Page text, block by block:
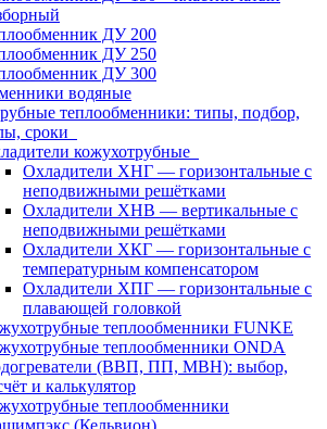
ДУ 200
ДУ 250
ДУ 300
водяные
теплообменники: типы, подбор,
сроки
кожухотрубные
Охладители ХНГ — горизонтальные с
неподвижными решётками
Охладители ХНВ — вертикальные с
неподвижными решётками
Охладители ХКГ — горизонтальные с
температурным компенсатором
Охладители ХПГ — горизонтальные с
плавающей головкой
теплообменники FUNKE
теплообменники ONDA
(ВВП, ПП, МВН): выбор,
и калькулятор
теплообменники
(Кельвион)